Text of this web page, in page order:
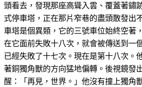
頭看去，發現那座高聳入雲、覆蓋著鏽
式停車塔，正在那片窄巷的盡頭散發出
車塔是個異類，它的三號車位始終空著
在它面前失敗十八次，就會被傳送到一
已經失敗了十七次。現在是第十八次。
著銅獨角獸的方向猛地偏轉。後視鏡發
醒：「再見，世界。」他沒有撞上獨角